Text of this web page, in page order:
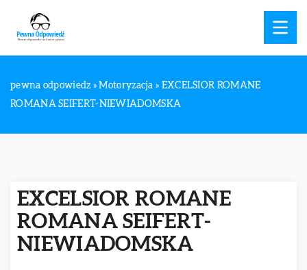
pewna odpowiedz »Motoryzacja » EXCELSIOR ROMANE
ROMANA SEIFERT-NIEWIADOMSKA
EXCELSIOR ROMANE
ROMANA SEIFERT-
NIEWIADOMSKA